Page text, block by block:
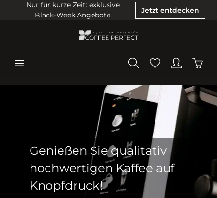
Nur für kurze Zeit: exklusive
Black-Week Angebote
Jetzt entdecken
Genießen Sie qualitativ
hochwertigen Kaffee auf
Knopfdruck!